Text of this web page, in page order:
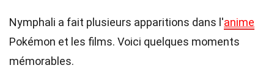
Nymphali a fait plusieurs apparitions dans l'anime
Pokémon et les films. Voici quelques moments
mémorables.